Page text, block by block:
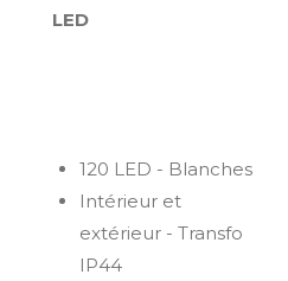
LED
120 LED - Blanches
Intérieur et
extérieur - Transfo
IP44